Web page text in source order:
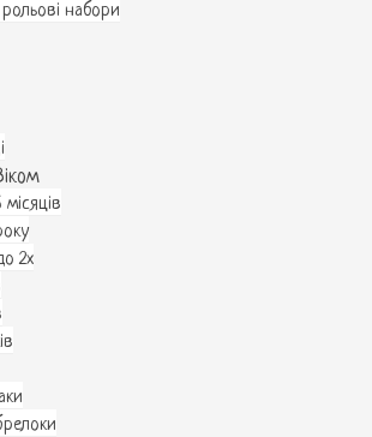
рольові набори
2х